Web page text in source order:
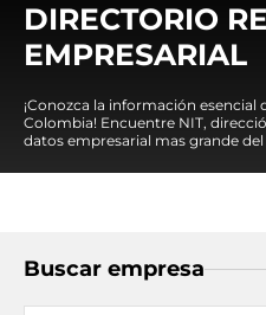
DIRECTORIO
EMPRESARIAL
¡Conozca la información esencial
Colombia! Encuentre NIT,
datos empresarial mas grande del
Buscar empresa